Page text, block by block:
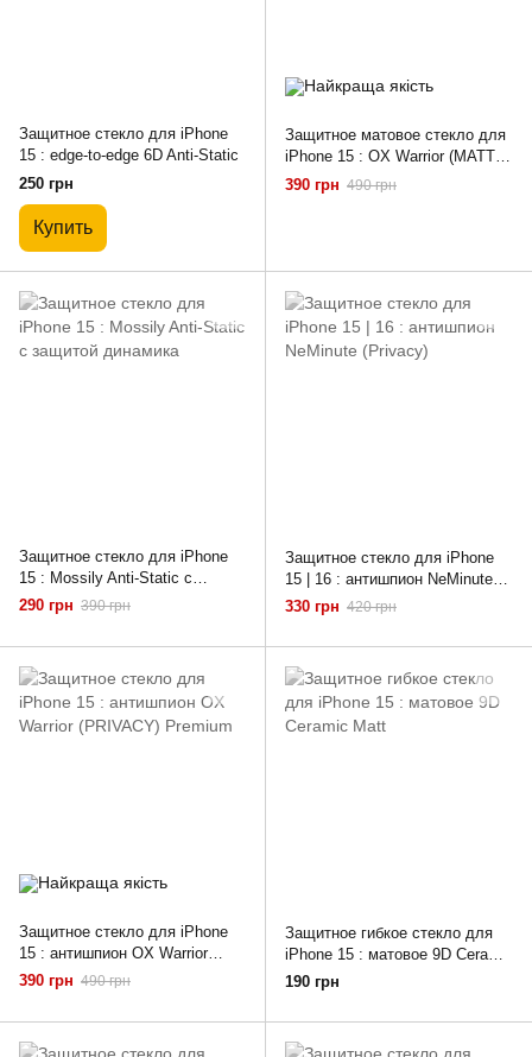
Защитное стекло для iPhone
15 : edge-to-edge 6D Anti-Static
250 грн
Купить
Защитное матовое стекло для
iPhone 15 : OX Warrior (MATT)
Premium
390 грн 490 грн
Защитное стекло для iPhone
15 : Mossily Anti-Static с
защитой динамика
290 грн 390 грн
Защитное стекло для iPhone
15 | 16 : антишпион NeMinute
(Privacy)
330 грн 420 грн
Защитное стекло для iPhone
15 : антишпион OX Warrior
(PRIVACY) Premium
390 грн 490 грн
Защитное гибкое стекло для
iPhone 15 : матовое 9D Ceramic
Matt
190 грн